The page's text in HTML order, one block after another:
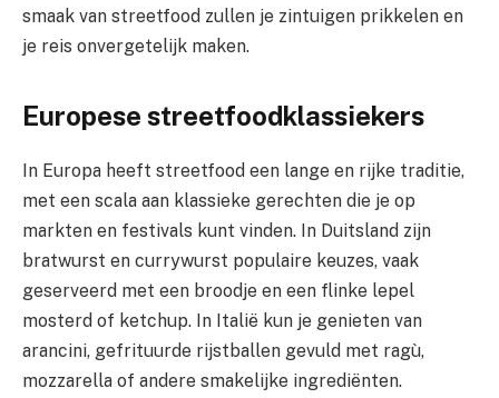
smaak van streetfood zullen je zintuigen prikkelen en
je reis onvergetelijk maken.
Europese streetfoodklassiekers
In Europa heeft streetfood een lange en rijke traditie,
met een scala aan klassieke gerechten die je op
markten en festivals kunt vinden. In Duitsland zijn
bratwurst en currywurst populaire keuzes, vaak
geserveerd met een broodje en een flinke lepel
mosterd of ketchup. In Italië kun je genieten van
arancini, gefrituurde rijstballen gevuld met ragù,
mozzarella of andere smakelijke ingrediënten.